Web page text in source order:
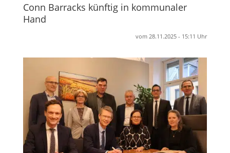
Conn Barracks künftig in kommunaler
Hand
vom 28.11.2025 - 15:11 Uhr